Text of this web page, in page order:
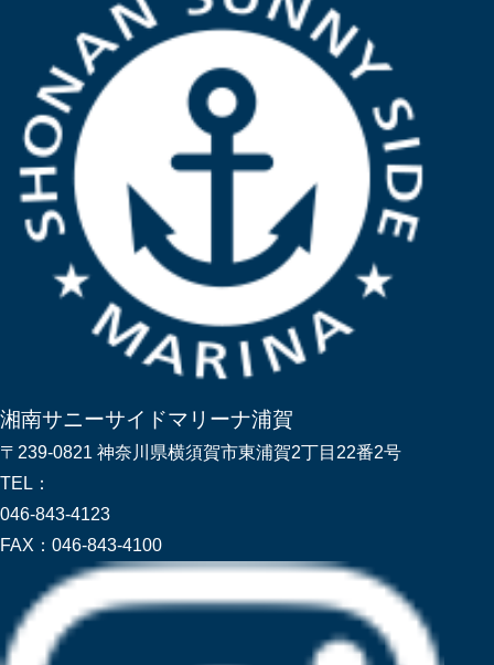
湘南サニーサイドマリーナ浦賀
〒239-0821 神奈川県横須賀市東浦賀2丁目22番2号
TEL：
046-843-4123
FAX： 046-843-4100